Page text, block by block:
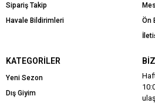
Sipariş Takip
Havale Bildirimleri
Ön
KATEGORILER
Yeni Sezon
Dış Giyim